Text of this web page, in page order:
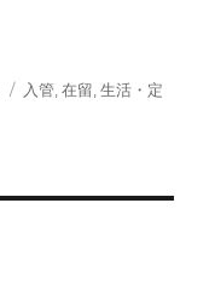
カ
入管 ,在留 ,生活・定